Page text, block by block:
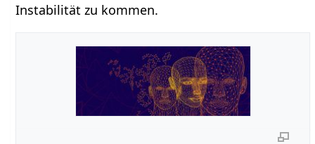
Instabilität zu kommen.